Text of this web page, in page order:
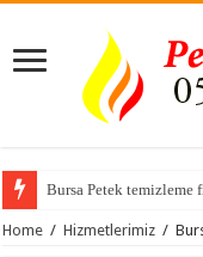
Bursa Petek temizleme
Home / Hizmetlerimiz /